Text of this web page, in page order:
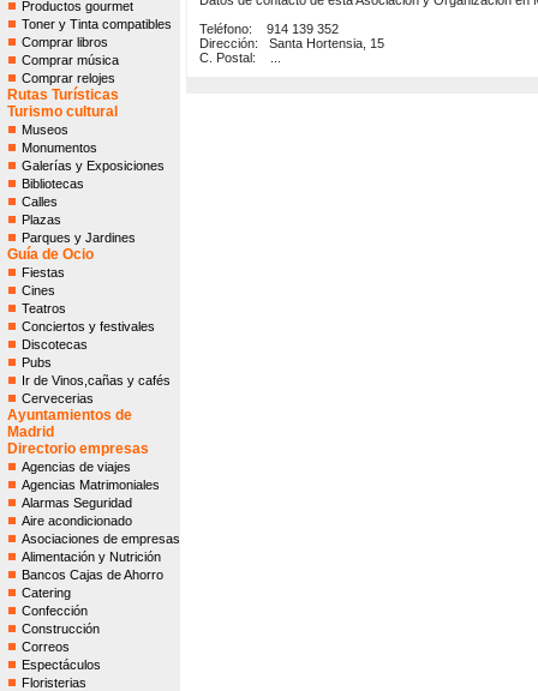
Productos gourmet
Toner y Tinta compatibles
Comprar libros
Comprar música
Comprar relojes
Rutas Turísticas
Turismo cultural
Museos
Monumentos
Galerías y Exposiciones
Bibliotecas
Calles
Plazas
Parques y Jardines
Guía de Ocio
Fiestas
Cines
Teatros
Conciertos y festivales
Discotecas
Pubs
Ir de Vinos,cañas y cafés
Cervecerias
Ayuntamientos de
Madrid
Directorio empresas
Agencias de viajes
Agencias Matrimoniales
Alarmas Seguridad
Aire acondicionado
Asociaciones de empresas
Alimentación y Nutrición
Bancos Cajas de Ahorro
Catering
Confección
Construcción
Correos
Espectáculos
Floristerias
Teléfono: 914 139 352
Dirección: Santa Hortensia, 15
C. Postal: ...